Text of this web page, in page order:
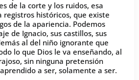
de la corte y los ruidos, esa
registros históricos, que existe
de la apariencia. Podemos
de Ignacio, sus castillos, sus
al del niño ignorante que
lo que Dios le va enseñando, al
sin ninguna pretensión
a ser, solamente a ser.